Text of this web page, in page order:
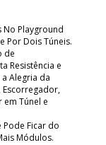
No Playground
Por Dois Túneis.
de
Resistência e
Alegria da
Escorregador,
em Túnel e
Pode Ficar do
Módulos.